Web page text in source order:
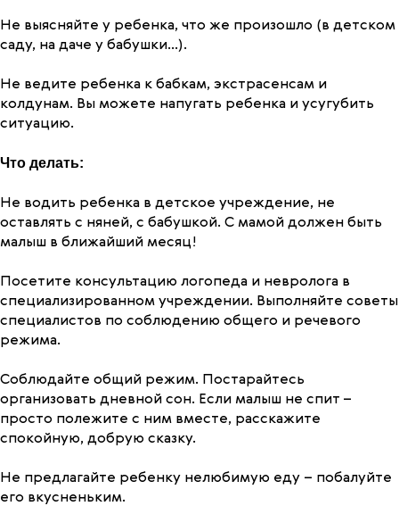
Не выясняйте у ребенка, что же произошло (в детском
саду, на даче у бабушки…).
Не ведите ребенка к бабкам, экстрасенсам и
колдунам. Вы можете напугать ребенка и усугубить
ситуацию.
Что делать:
Не водить ребенка в детское учреждение, не
оставлять с няней, с бабушкой. С мамой должен быть
малыш в ближайший месяц!
Посетите консультацию логопеда и невролога в
специализированном учреждении. Выполняйте советы
специалистов по соблюдению общего и речевого
режима.
Соблюдайте общий режим. Постарайтесь
организовать дневной сон. Если малыш не спит –
просто полежите с ним вместе, расскажите
спокойную, добрую сказку.
Не предлагайте ребенку нелюбимую еду – побалуйте
его вкусненьким.